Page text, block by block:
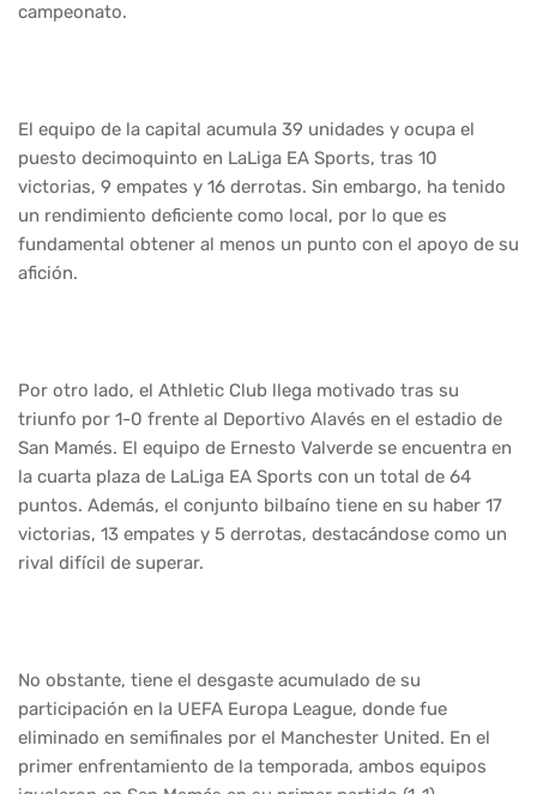
campeonato.
El equipo de la capital acumula 39 unidades y ocupa el
puesto decimoquinto en LaLiga EA Sports, tras 10
victorias, 9 empates y 16 derrotas. Sin embargo, ha tenido
un rendimiento deficiente como local, por lo que es
fundamental obtener al menos un punto con el apoyo de su
afición.
Por otro lado, el Athletic Club llega motivado tras su
triunfo por 1-0 frente al Deportivo Alavés en el estadio de
San Mamés. El equipo de Ernesto Valverde se encuentra en
la cuarta plaza de LaLiga EA Sports con un total de 64
puntos. Además, el conjunto bilbaíno tiene en su haber 17
victorias, 13 empates y 5 derrotas, destacándose como un
rival difícil de superar.
No obstante, tiene el desgaste acumulado de su
participación en la UEFA Europa League, donde fue
eliminado en semifinales por el Manchester United. En el
primer enfrentamiento de la temporada, ambos equipos